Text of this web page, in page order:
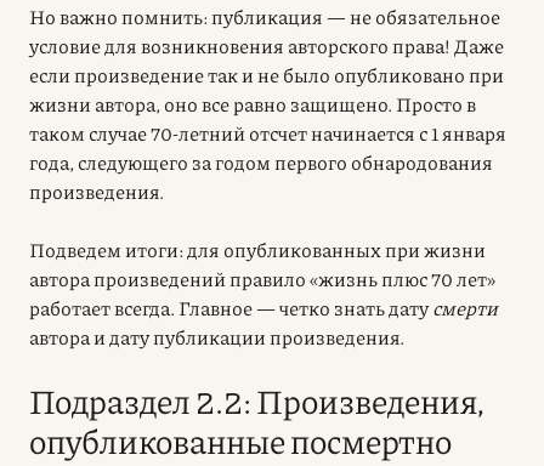
Но важно помнить: публикация — не обязательное
условие для возникновения авторского права! Даже
если произведение так и не было опубликовано при
жизни автора, оно все равно защищено. Просто в
таком случае 70-летний отсчет начинается с 1 января
года, следующего за годом первого обнародования
произведения.
Подведем итоги: для опубликованных при жизни
автора произведений правило «жизнь плюс 70 лет»
работает всегда. Главное — четко знать датусмерти
автора и дату публикации произведения.
Подраздел 2.2: Произведения,
опубликованные посмертно